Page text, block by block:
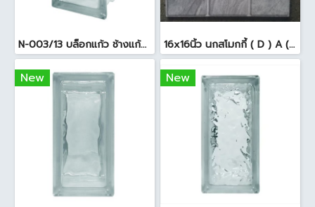
N-003/13 บล็อกแก้ว ช้างแก้ว WOW พริ้วแก้ว ( 24x11.5x8cm ) 16x16นิ้ว นกสโมกกี้ ( D ) A (Pack6)
New New